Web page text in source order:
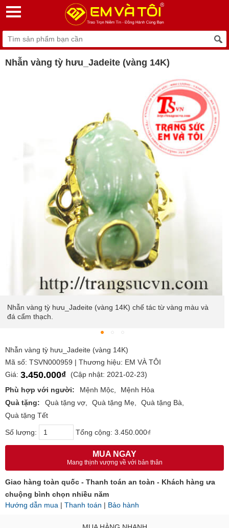
Nhẫn vàng tỳ hưu_Jadeite (vàng 14K)
Nhẫn vàng tỳ hưu_Jadeite (vàng 14K) chế tác từ vàng màu và
đá cẩm thạch.
Nhẫn vàng tỳ hưu_Jadeite (vàng 14K)
Mã số: TSVN000959 | Thương hiệu: EM VÀ TÔI
Giá: 3.450.000₫
(Cập nhật: 2021-02-23)
Phù hợp với người:
Mệnh Mộc
Mệnh Hỏa
Quà tặng:
Quà tặng vợ Quà tặng Mẹ
Quà tặng Bà
Quà tặng Tết
Số lượng: Tổng cộng: 3.450.000₫
MUA NGAY
Mang thịnh vượng về với bản thân
Giao hàng toàn quốc - Thanh toán an toàn - Khách hàng ưa
chuộng bình chọn nhiều năm
Hướng dẫn mua | Thanh toán | Bảo hành